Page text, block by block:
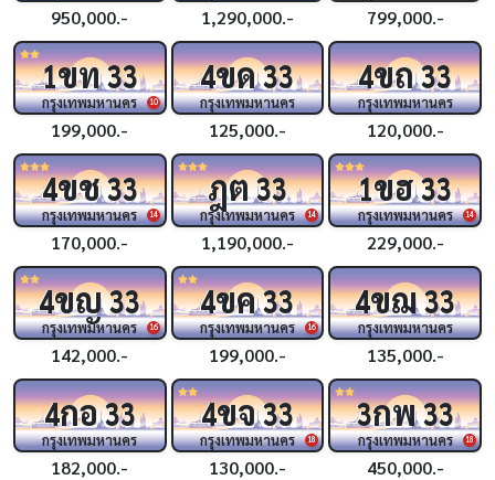
950,000.- 1,290,000.- 799,000.-
10
1ขท33
กรุงเทพมหานคร
199,000.-
4ขด33
กรุงเทพมหานคร
125,000.-
4ขถ33
กรุงเทพมหานคร
120,000.-
14
4ขช33
กรุงเทพมหานคร
170,000.-
14
ฎต33
กรุงเทพมหานคร
1,190,000.-
14
1ขฮ33
กรุงเทพมหานคร
229,000.-
16
4ขญ33
กรุงเทพมหานคร
142,000.-
16
4ขค33
กรุงเทพมหานคร
199,000.-
4ขฌ33
กรุงเทพมหานคร
135,000.-
4กอ33
กรุงเทพมหานคร
182,000.-
18
4ขจ33
กรุงเทพมหานคร
130,000.-
18
3กพ33
กรุงเทพมหานคร
450,000.-